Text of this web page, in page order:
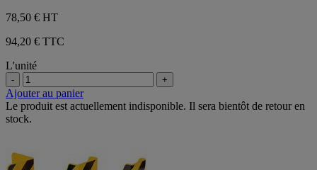
78,50 € HT
94,20 € TTC
L'unité
- +
Ajouter au panier
Le produit est actuellement indisponible. Il sera bientôt de retour en
stock.